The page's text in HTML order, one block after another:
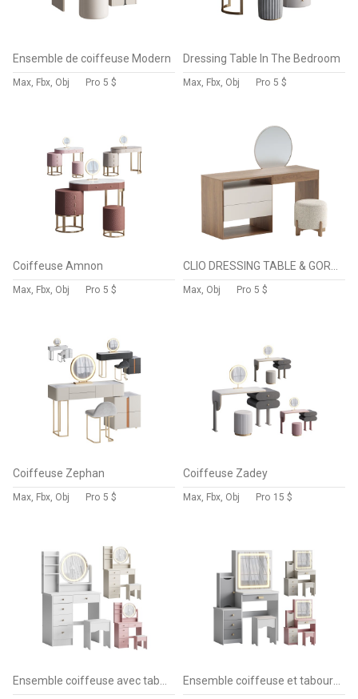
Ensemble de coiffeuse Modern
Max, Fbx, Obj Pro 5 $
Dressing Table In The Bedroom
Max, Fbx, Obj Pro 5 $
Coiffeuse Amnon
Max, Fbx, Obj Pro 5 $ Max, Obj Pro 5 $
Coiffeuse Zephan
Max, Fbx, Obj Pro 5 $
Coiffeuse Zadey
Max, Fbx, Obj Pro 15 $